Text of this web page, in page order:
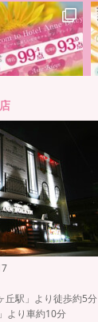
丘駅」より徒歩約5分
より車約10分